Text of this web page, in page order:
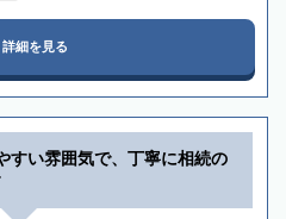
詳細を見る
すい雰囲気で、丁寧に相続の